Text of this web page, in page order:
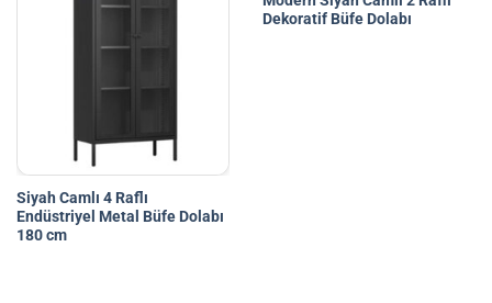
Siyah Camlı 4 Raflı
Endüstriyel Metal Büfe Dolabı
180 cm
Dekoratif Büfe Dolabı